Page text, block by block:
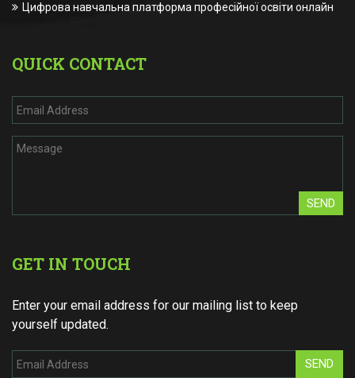
Цифрова навчальна платформа професійної освіти онлайн
QUICK CONTACT
SEND
GET IN TOUCH
Enter your email address for our mailing list to keep
yourself updated.
SEND